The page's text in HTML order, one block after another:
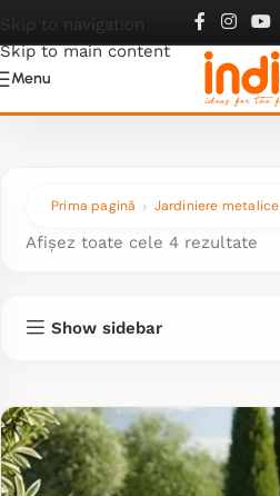
Jardiniere patrate
Skip to navigation
Skip to main content
Menu
Prima pagină Jardiniere metalice
Afișez toate cele 4 rezultate
Show sidebar